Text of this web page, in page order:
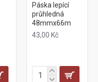
Páska lepící
průhledná
48mmx66m
43,00 Kč